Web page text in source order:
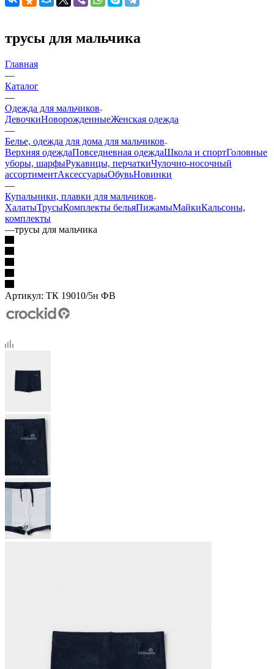
трусы для мальчика
Главная
—
Каталог
—
Одежда для мальчиков
ДевочкиНоворожденныеЖенская одежда
—
Белье, одежда для дома для мальчиков
Верхняя одеждаПовседневная одеждаШкола и спортГоловные
уборы, шарфыРукавицы, перчаткиЧулочно-носочный
ассортиментАксессуарыОбувьНовинки
—
Купальники, плавки для мальчиков
ХалатыТрусыКомплекты бельяПижамыМайкиКальсоны,
комплекты
—трусы для мальчика
Артикул: ТК 19010/5н ФВ